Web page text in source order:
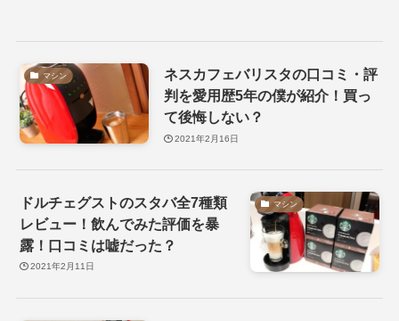
マシン
ネスカフェバリスタの口コミ・評
判を愛用歴5年の僕が紹介！買っ
て後悔しない？
2021年2月16日
マシン
ドルチェグストのスタバ全7種類
レビュー！飲んでみた評価を暴
露！口コミは嘘だった？
2021年2月11日